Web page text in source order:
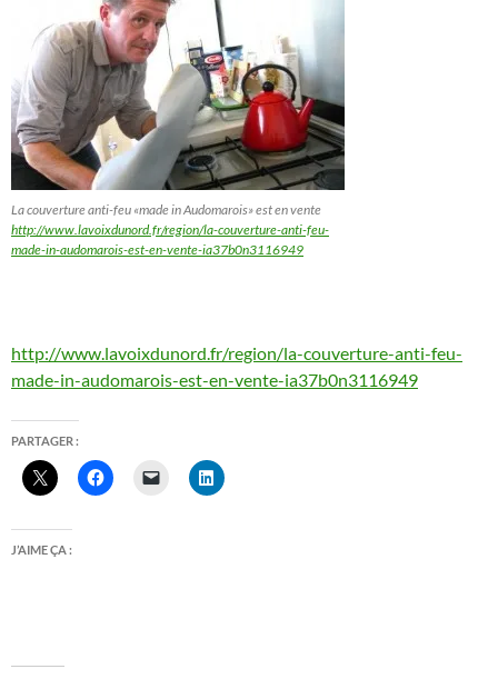
La couverture anti-feu «made in Audomarois» est en vente
http://www.lavoixdunord.fr/region/la-couverture-anti-feu-
made-in-audomarois-est-en-vente-ia37b0n3116949
http://www.lavoixdunord.fr/region/la-couverture-anti-feu-
made-in-audomarois-est-en-vente-ia37b0n3116949
PARTAGER :
J’AIME ÇA :